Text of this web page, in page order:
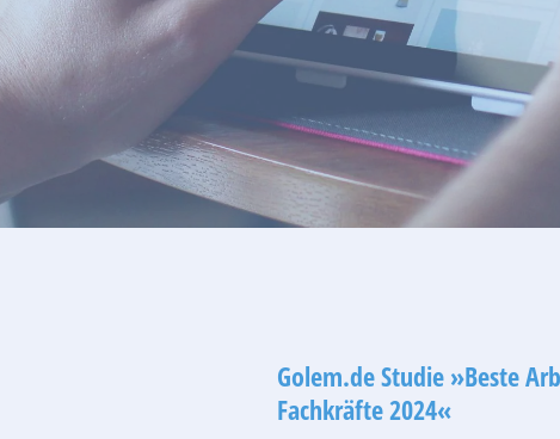
Golem.de Studie »Beste
Fachkräfte 2024«